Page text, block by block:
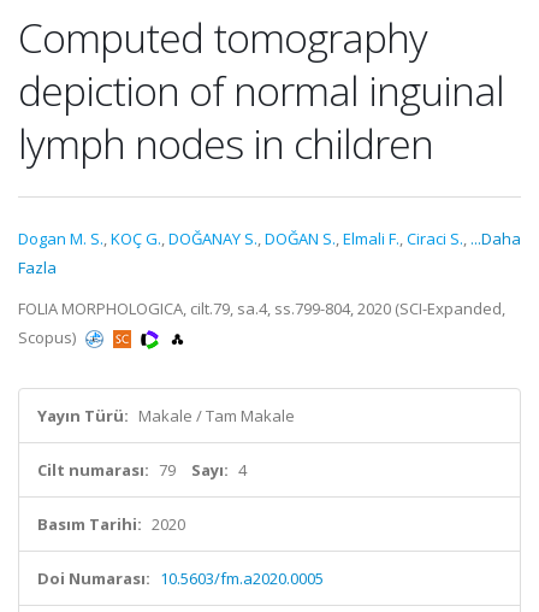
Computed tomography
depiction of normal inguinal
lymph nodes in children
Dogan M. S.,KOÇ G.,DOĞANAY S.,DOĞAN S.,Elmali F.,Ciraci S., ...Daha
Fazla
FOLIA MORPHOLOGICA, cilt.79, sa.4, ss.799-804, 2020 (SCI-Expanded,
Scopus)
Yayın Türü: Makale / Tam Makale
Cilt numarası: 79 Sayı: 4
Basım Tarihi: 2020
Doi Numarası: 10.5603/fm.a2020.0005